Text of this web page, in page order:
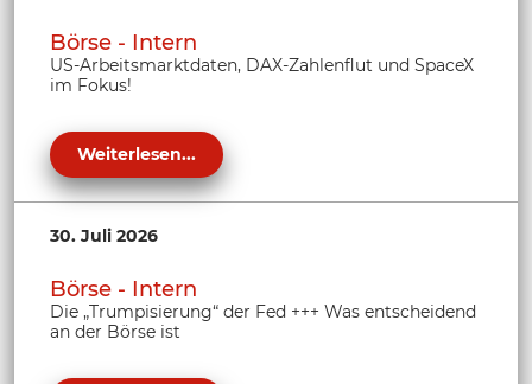
Börse - Intern
US-Arbeitsmarktdaten, DAX-Zahlenflut und SpaceX
im Fokus!
Weiterlesen...
30. Juli 2026
Börse - Intern
Die „Trumpisierung“ der Fed +++ Was entscheidend
an der Börse ist